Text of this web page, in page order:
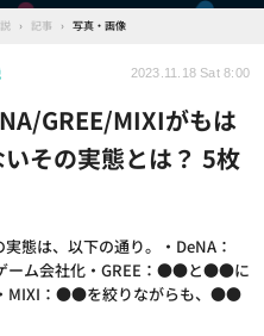
› 記事 › 写真・画像
GREE/MIXIがもは
その実態とは？ 5枚
態は、以下の通り。・DeNA：
ム会社化・GREE：●●と●●に
MIXI：●●を絞りながらも、●●
2023.11.18 Sat 8:00